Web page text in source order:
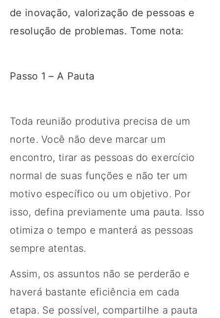
de inovação, valorização de pessoas e
resolução de problemas. Tome nota:
Passo 1 – A Pauta
Toda reunião produtiva precisa de um
norte. Você não deve marcar um
encontro, tirar as pessoas do exercício
normal de suas funções e não ter um
motivo específico ou um objetivo. Por
isso, defina previamente uma pauta. Isso
otimiza o tempo e manterá as pessoas
sempre atentas.
Assim, os assuntos não se perderão e
haverá bastante eficiência em cada
etapa. Se possível, compartilhe a pauta